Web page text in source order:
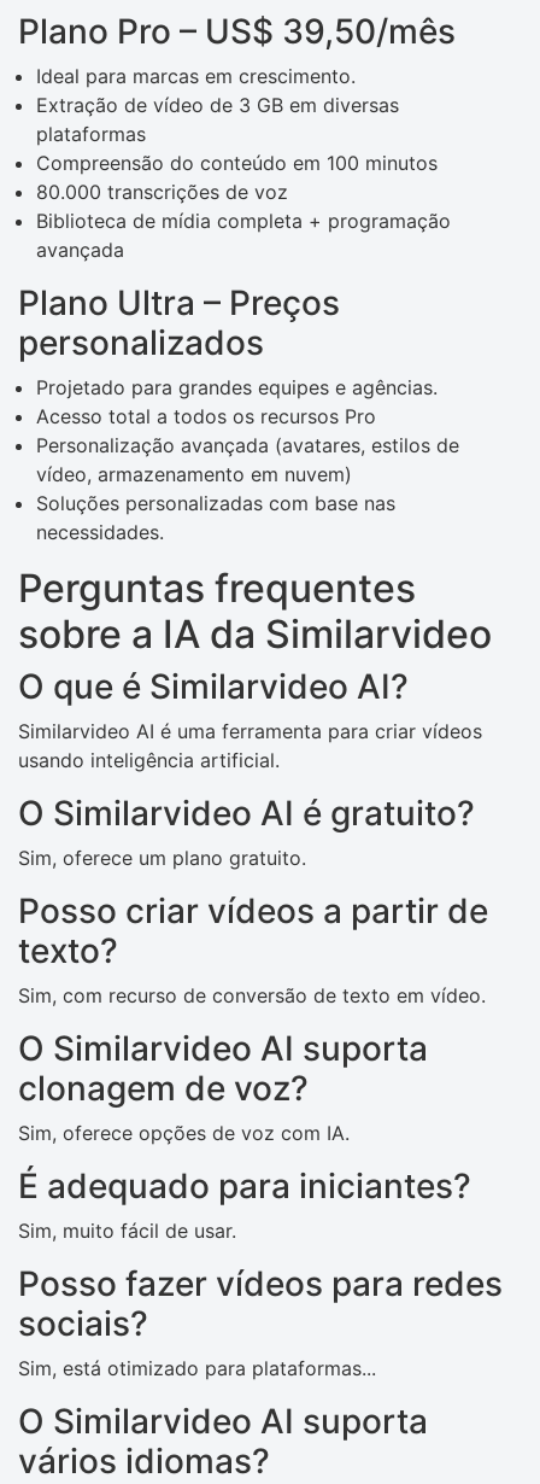
Plano Pro – US$ 39,50/mês
Ideal para marcas em crescimento.
Extração de vídeo de 3 GB em diversas
plataformas
Compreensão do conteúdo em 100 minutos
80.000 transcrições de voz
Biblioteca de mídia completa + programação
avançada
Plano Ultra – Preços
personalizados
Projetado para grandes equipes e agências.
Acesso total a todos os recursos Pro
Personalização avançada (avatares, estilos de
vídeo, armazenamento em nuvem)
Soluções personalizadas com base nas
necessidades.
Perguntas frequentes
sobre a IA da Similarvideo
O que é Similarvideo AI?
Similarvideo AI é uma ferramenta para criar vídeos
usando inteligência artificial.
O Similarvideo AI é gratuito?
Sim, oferece um plano gratuito.
Posso criar vídeos a partir de
texto?
Sim, com recurso de conversão de texto em vídeo.
O Similarvideo AI suporta
clonagem de voz?
Sim, oferece opções de voz com IA.
É adequado para iniciantes?
Sim, muito fácil de usar.
Posso fazer vídeos para redes
sociais?
Sim, está otimizado para plataformas...
O Similarvideo AI suporta
vários idiomas?